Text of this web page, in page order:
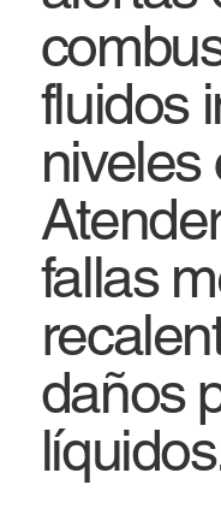
fluidos
niveles
fallas
daños